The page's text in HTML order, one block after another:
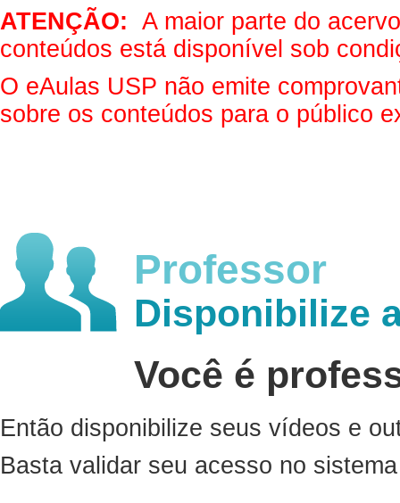
ATENÇÃO: A maior parte do
conteúdos está disponível sob
O eAulas USP não emite
sobre os conteúdos para o público
Professor
Disponibilize
Você é
Então disponibilize seus vídeos e
Basta validar seu acesso no